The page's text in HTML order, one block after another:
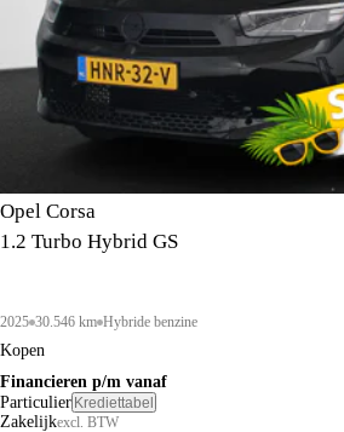
Opel Corsa
1.2 Turbo Hybrid GS
2025 30.546 km Hybride benzine
Kopen
Financieren p/m vanaf
Particulier Krediettabel
Zakelijkexcl. BTW